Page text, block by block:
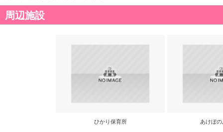
周辺施設
ひかり保育所 あけぼ